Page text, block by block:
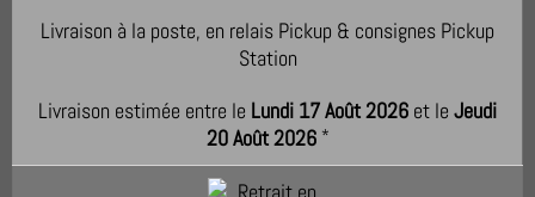
Livraison à la poste, en relais Pickup & consignes Pickup
Station
Livraison estimée entre le Lundi 17 Août 2026 et le Jeudi
20 Août 2026 *